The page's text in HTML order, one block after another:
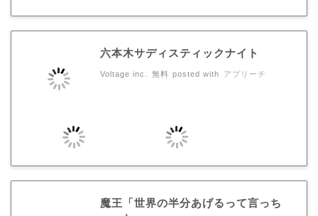
六本木サディスティックナイト
Voltage inc. 無料 posted with アプリーチ
魔王「世界の半分あげるって言っち